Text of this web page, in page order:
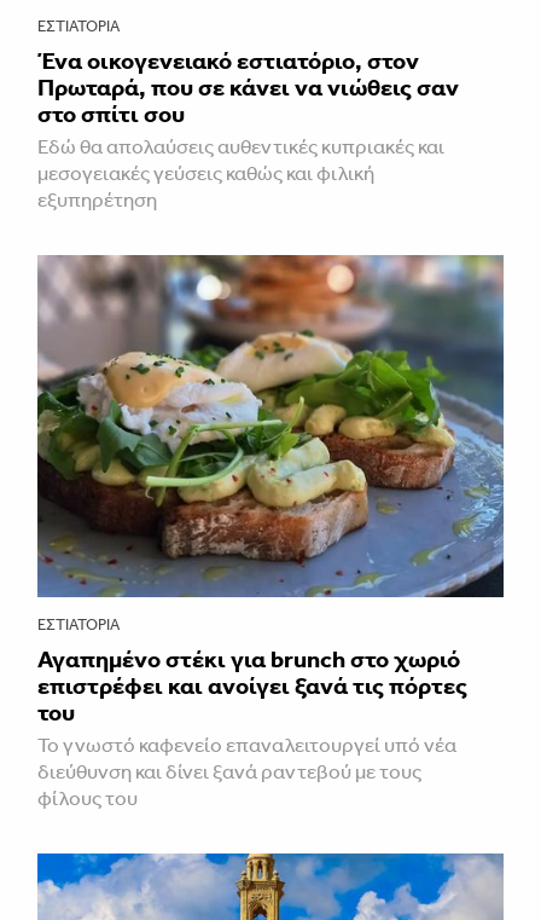
ΕΣΤΙΑΤΌΡΙΑ
Ένα οικογενειακό εστιατόριο, στον
Πρωταρά, που σε κάνει να νιώθεις σαν
στο σπίτι σου
Εδώ θα απολαύσεις αυθεντικές κυπριακές και
μεσογειακές γεύσεις καθώς και φιλική
εξυπηρέτηση
ΕΣΤΙΑΤΌΡΙΑ
Αγαπημένο στέκι για brunch στο χωριό
επιστρέφει και ανοίγει ξανά τις πόρτες
του
Το γνωστό καφενείο επαναλειτουργεί υπό νέα
διεύθυνση και δίνει ξανά ραντεβού με τους
φίλους του